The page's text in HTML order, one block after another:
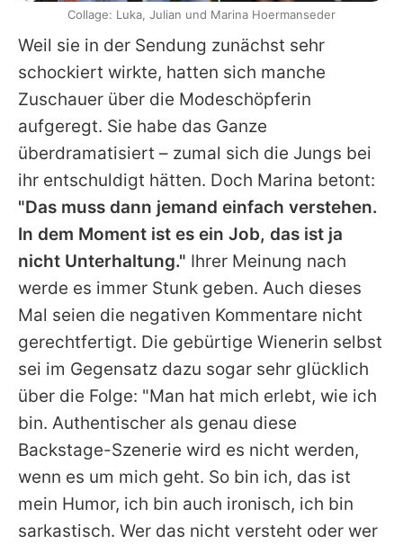
Weil sie in der Sendung zunächst sehr
schockiert wirkte, hatten sich manche
Zuschauer über die Modeschöpferin
aufgeregt. Sie habe das Ganze
überdramatisiert – zumal sich die Jungs bei
ihr entschuldigt hätten. Doch Marina betont:
"Das muss dann jemand einfach verstehen.
In dem Moment ist es ein Job, das ist ja
nicht Unterhaltung." Ihrer Meinung nach
werde es immer Stunk geben. Auch dieses
Mal seien die negativen Kommentare nicht
gerechtfertigt. Die gebürtige Wienerin selbst
sei im Gegensatz dazu sogar sehr glücklich
über die Folge: "Man hat mich erlebt, wie ich
bin. Authentischer als genau diese
Backstage-Szenerie wird es nicht werden,
wenn es um mich geht. So bin ich, das ist
mein Humor, ich bin auch ironisch, ich bin
sarkastisch. Wer das nicht versteht oder wer
Collage: Luka, Julian und Marina Hoermanseder